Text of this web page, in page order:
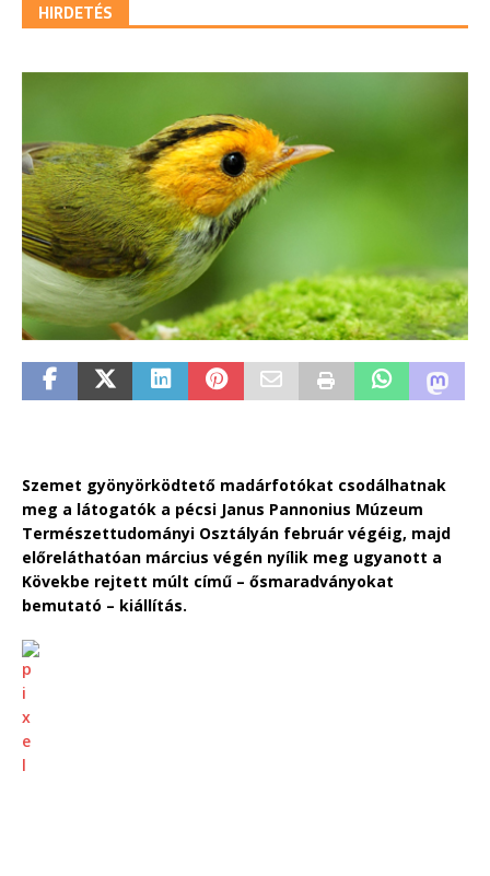
HIRDETÉS
Szemet gyönyörködtető madárfotókat csodálhatnak
meg a látogatók a pécsi Janus Pannonius Múzeum
Természettudományi Osztályán február végéig, majd
előreláthatóan március végén nyílik meg ugyanott a
Kövekbe rejtett múlt című – ősmaradványokat
bemutató – kiállítás.